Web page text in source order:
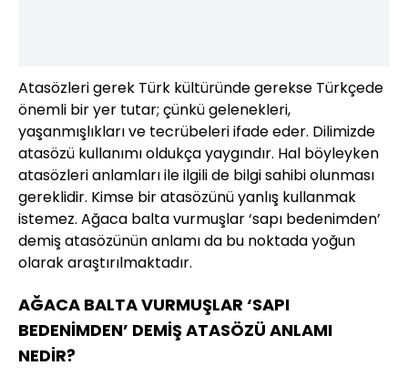
Atasözleri gerek Türk kültüründe gerekse Türkçede
önemli bir yer tutar; çünkü gelenekleri,
yaşanmışlıkları ve tecrübeleri ifade eder. Dilimizde
atasözü kullanımı oldukça yaygındır. Hal böyleyken
atasözleri anlamları ile ilgili de bilgi sahibi olunması
gereklidir. Kimse bir atasözünü yanlış kullanmak
istemez. Ağaca balta vurmuşlar ‘sapı bedenimden’
demiş atasözünün anlamı da bu noktada yoğun
olarak araştırılmaktadır.
AĞACA BALTA VURMUŞLAR ‘SAPI
BEDENİMDEN’ DEMİŞ ATASÖZÜ ANLAMI
NEDİR?